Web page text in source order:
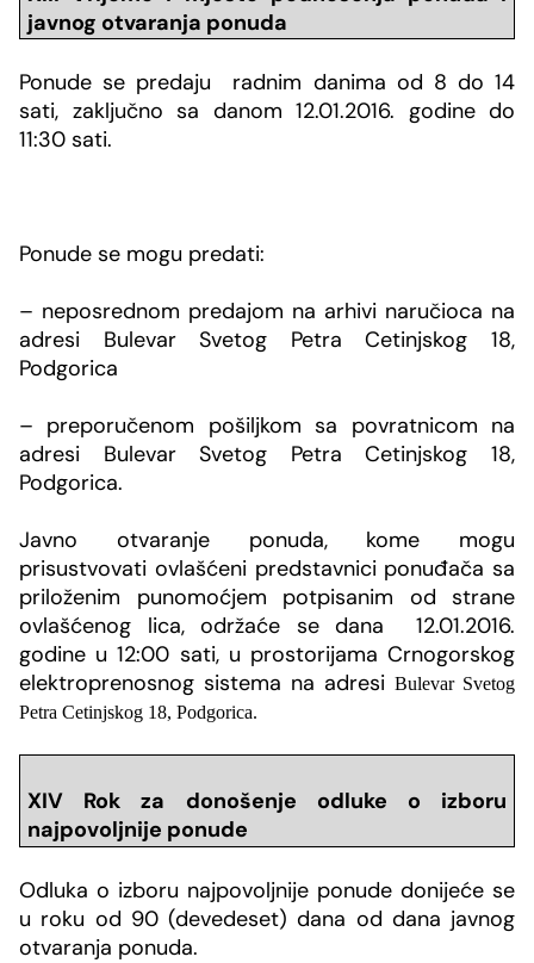
javnog otvaranja ponuda
Ponude se predaju radnim danima od 8 do 14
sati, zaključno sa danom 12.01.2016. godine do
11:30 sati.
Ponude se mogu predati:
– neposrednom predajom na arhivi naručioca na
adresi Bulevar Svetog Petra Cetinjskog 18,
Podgorica
– preporučenom pošiljkom sa povratnicom na
adresi Bulevar Svetog Petra Cetinjskog 18,
Podgorica.
Javno otvaranje ponuda, kome mogu
prisustvovati ovlašćeni predstavnici ponuđača sa
priloženim punomoćjem potpisanim od strane
ovlašćenog lica, održaće se dana 12.01.2016.
godine u 12:00 sati, u prostorijama Crnogorskog
elektroprenosnog sistema na adresi Bulevar Svetog
Petra Cetinjskog 18, Podgorica.
XIV Rok za donošenje odluke o izboru
najpovoljnije ponude
Odluka o izboru najpovoljnije ponude donijeće se
u roku od 90 (devedeset) dana od dana javnog
otvaranja ponuda.